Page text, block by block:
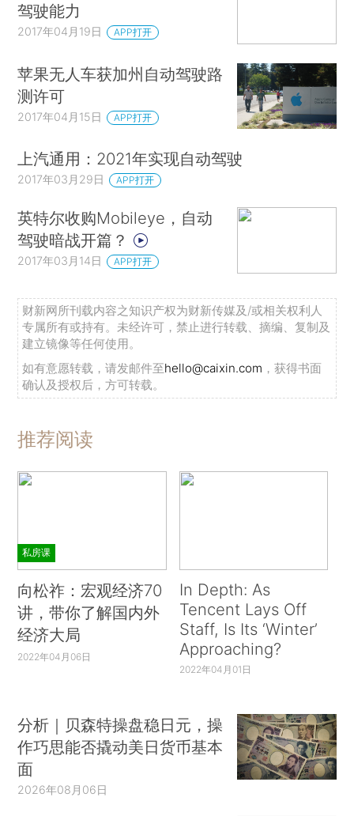
驾驶能力
2017年04月19日 APP打开
苹果无人车获加州自动驾驶路
测许可
2017年04月15日 APP打开
上汽通用：2021年实现自动驾驶
2017年03月29日 APP打开
英特尔收购Mobileye，自动
驾驶暗战开篇？
2017年03月14日 APP打开
财新网所刊载内容之知识产权为财新传媒及/或相关权利人
专属所有或持有。未经许可，禁止进行转载、摘编、复制及
建立镜像等任何使用。
如有意愿转载，请发邮件至hello@caixin.com ，获得书面
确认及授权后，方可转载。
推荐阅读
私房课
向松祚：宏观经济70
讲，带你了解国内外
经济大局
2022年04月06日
In Depth: As
Tencent Lays Off
Staff, Is Its ‘Winter’
Approaching?
2022年04月01日
分析｜贝森特操盘稳日元，操
作巧思能否撬动美日货币基本
面
2026年08月06日